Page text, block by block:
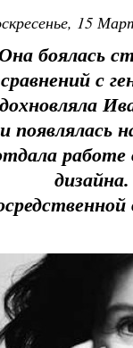
15
боялась
сравнений с
и появлялась
работе